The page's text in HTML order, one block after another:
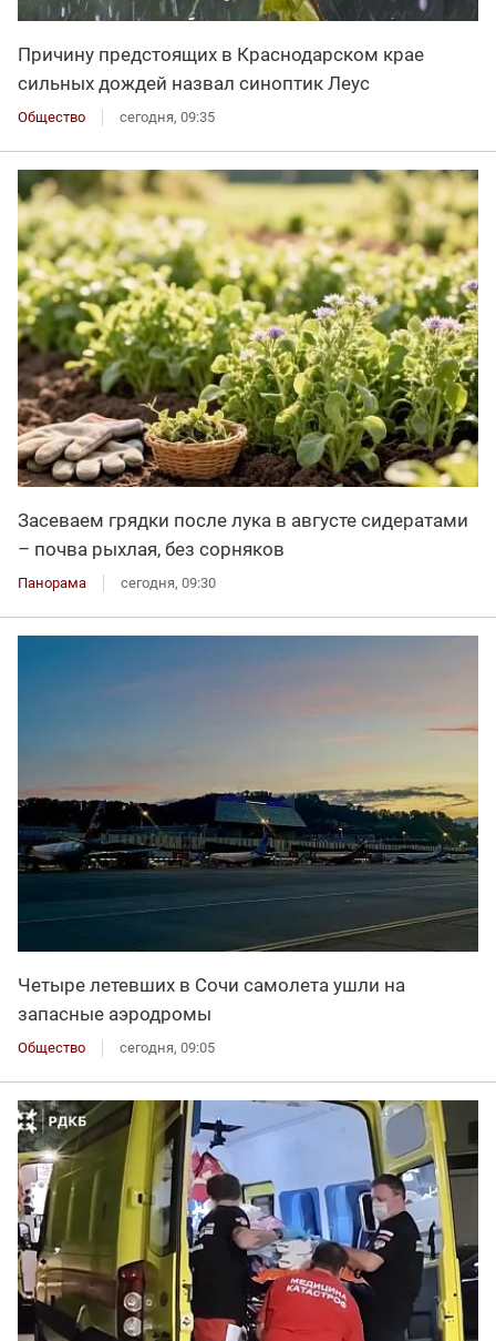
Причину предстоящих в Краснодарском крае
сильных дождей назвал синоптик Леус
Общество сегодня, 09:35
Засеваем грядки после лука в августе сидератами
– почва рыхлая, без сорняков
Панорама сегодня, 09:30
Четыре летевших в Сочи самолета ушли на
запасные аэродромы
Общество сегодня, 09:05